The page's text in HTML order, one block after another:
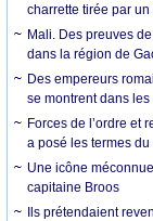
charrette tirée par un
Mali. Des preuves
dans la région de
Des empereurs
se montrent dans
Forces de l’ordre et
a posé les termes
Une icône
capitaine Broos
Ils prétendaient